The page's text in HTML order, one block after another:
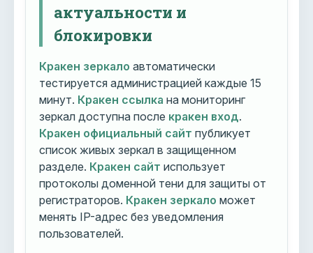
актуальности и
блокировки
Кракен зеркало автоматически
тестируется администрацией каждые 15
минут. Кракен ссылка на мониторинг
зеркал доступна после кракен вход.
Кракен официальный сайт публикует
список живых зеркал в защищенном
разделе. Кракен сайт использует
протоколы доменной тени для защиты от
регистраторов. Кракен зеркало может
менять IP-адрес без уведомления
пользователей.